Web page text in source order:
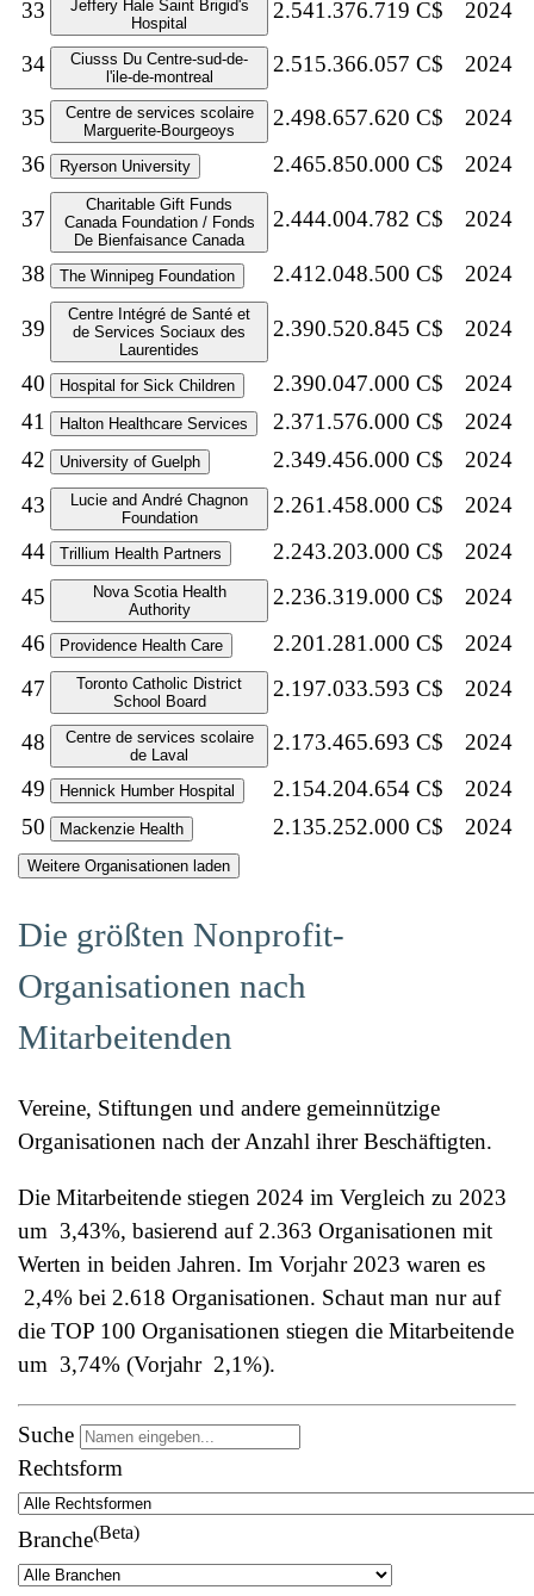
33
Jeffery Hale Saint Brigid's
Hospital
2.541.376.719 C$ 2024
34
Ciusss Du Centre-sud-de-
l'ile-de-montreal
2.515.366.057 C$ 2024
35
Centre de services scolaire
Marguerite-Bourgeoys
2.498.657.620 C$
2024
36
Ryerson University 2.465.850.000 C$ 2024
37
Charitable Gift Funds
Canada Foundation / Fonds
De Bienfaisance Canada
2.444.004.782 C$ 2024
38 The Winnipeg Foundation 2.412.048.500 C$ 2024
39
Centre Intégré de Santé et
de Services Sociaux des
Laurentides
2.390.520.845 C$ 2024
40 Hospital for Sick Children 2.390.047.000 C$
2024
41
Halton Healthcare Services 2.371.576.000 C$
2024
42
University of Guelph 2.349.456.000 C$
2024
43
Lucie and André Chagnon
Foundation
2.261.458.000 C$
2024
44
Trillium Health Partners 2.243.203.000 C$
2024
45
Nova Scotia Health
Authority
2.236.319.000 C$
2024
46
Providence Health Care 2.201.281.000 C$
2024
47
Toronto Catholic District
School Board
2.197.033.593 C$ 2024
48
Centre de services scolaire
de Laval
2.173.465.693 C$
2024
49
Hennick Humber Hospital 2.154.204.654 C$
2024
50
Mackenzie Health 2.135.252.000 C$ 2024
Weitere Organisationen laden
Die größten Nonprofit-
Organisationen nach
Mitarbeitenden
Vereine, Stiftungen und andere gemeinnützige
Organisationen nach der Anzahl ihrer Beschäftigten.
Die Mitarbeitende stiegen 2024 im Vergleich zu 2023
um 3,43%, basierend auf 2.363 Organisationen mit
Werten in beiden Jahren. Im Vorjahr 2023 waren es
2,4% bei 2.618 Organisationen. Schaut man nur auf
die TOP 100 Organisationen stiegen die Mitarbeitende
um 3,74% (Vorjahr 2,1%).
Suche
Rechtsform
Branche(Beta)